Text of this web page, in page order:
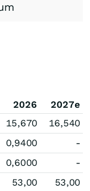
2026
2027e
15,670
16,540
0,9400
-
0,6000
-
53,00
53,00